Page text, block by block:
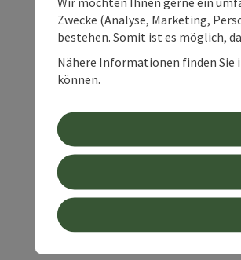
Zwecke (Analyse, Marketing,
bestehen. Somit ist es möglich,
Nähere Informationen finden Sie
können.